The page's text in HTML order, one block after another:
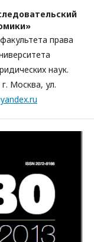
права
наук.
Москва, ул.